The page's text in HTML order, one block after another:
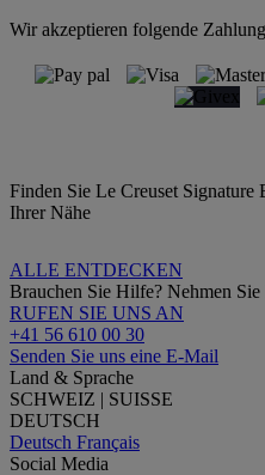
Wir akzeptieren folgende
Finden Sie Le Creuset Signature
Ihrer Nähe
ALLE ENTDECKEN
Brauchen Sie Hilfe? Nehmen
RUFEN SIE UNS AN
+41 56 610 00 30
Senden Sie uns eine E-Mail
Land & Sprache
SCHWEIZ | SUISSE
DEUTSCH
Deutsch Français
Social Media